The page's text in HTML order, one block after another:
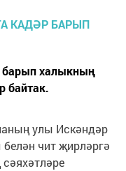
барып халыкның
байтак.
улы Искәндәр
чит җирләргә